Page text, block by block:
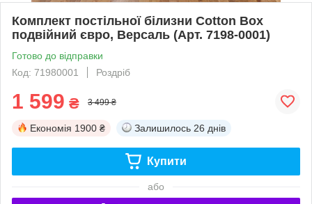
Комплект постільної білизни Cotton Box
подвійний євро, Версаль (Арт. 7198-0001)
Готово до відправки
Код: 71980001
Роздріб
1 599 ₴ 3 499 ₴
Економія 1900 ₴ Залишилось 26 днів
Купити
або